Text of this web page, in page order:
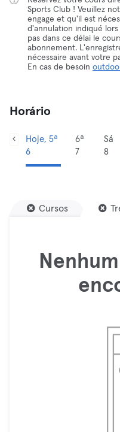
Sports Club ! Veuillez
engage et qu'il est
d'annulation indiqué lors
pas dans ce délai le
abonnement.
nécessaire avant votre
En cas de besoin
Horário
Hoje, 5ª
6
6ª
7
Sá
8
Cursos